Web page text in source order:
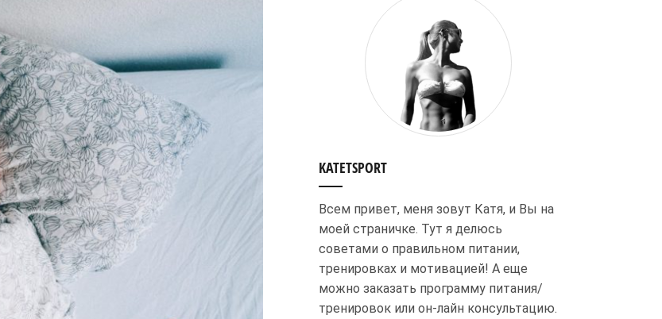
KATETSPORT
Всем привет, меня зовут Катя, и Вы на
моей страничке. Тут я делюсь
советами о правильном питании,
тренировках и мотивацией! А еще
можно заказать программу питания/
тренировок или он-лайн консультацию.